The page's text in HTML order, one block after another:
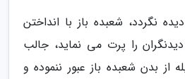
نگردد، شعبده باز با انداختن
را پرت می نماید، جالب
از بدن شعبده باز عبور ننموده و